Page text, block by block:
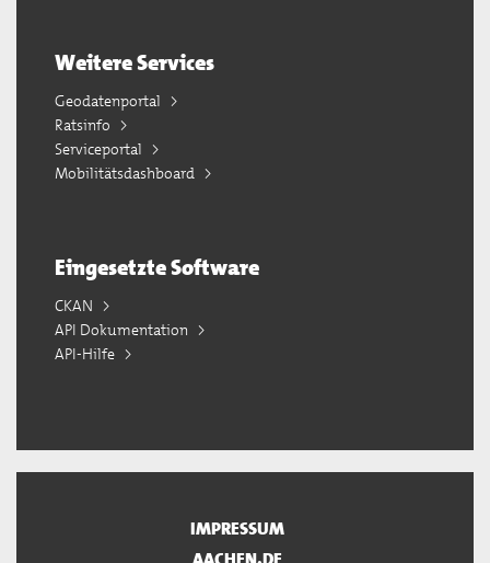
Weitere Services
Geodatenportal
Ratsinfo
Serviceportal
Mobilitätsdashboard
Eingesetzte Software
CKAN
API Dokumentation
API-Hilfe
IMPRESSUM